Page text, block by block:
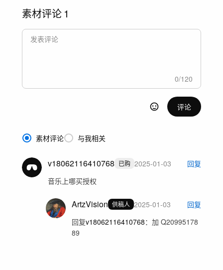
素材评论 1
0/120
评论
素材评论 与我相关
v18062116410768 已购 2025-01-03
回复
音乐上哪买授权
ArtzVision 供稿人 2025-01-03
回复
回复v18062116410768： 加 Q20995178
89